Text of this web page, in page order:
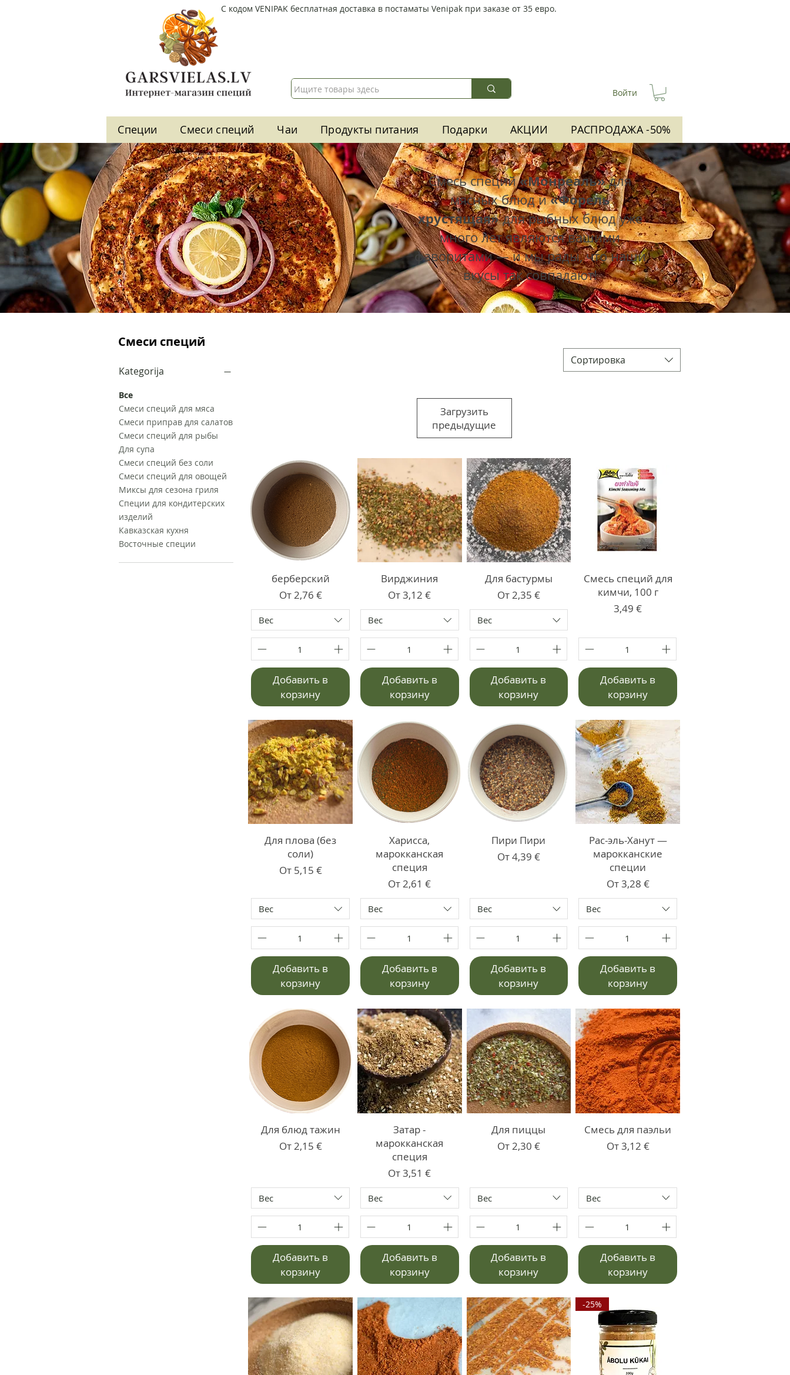
С кодом VENIPAKбесплатная доставка в постаматы Venipak при заказе от 35 евро.
Войти
Cпеции Cмеси специй Чаи Продукты питания Подарки АКЦИИ РАСПРОДАЖА -50%
Смесь специй«Монреаль»для
мясных блюд и«Форель
хрустящая»для рыбных блюд уже
много лет являются вашими
фаворитами — и мы рады, что наши
вкусы так совпадают!
Kategorija
Все
Смеси специй для мяса
Смеси приправ для салатов
Смеси специй для рыбы
Для супа
Смеси специй без соли
Смеси специй для овощей
Миксы для сезона гриля
Специи для кондитерских
изделий
Кавказская кухня
Восточные специи
Сортировка
Загрузить
предыдущие
берберский
От2,76 €
Цена со скидкой
Вес
Добавить в
корзину
Вирджиния
От3,12 €
Цена со скидкой
Вес
Добавить в
корзину
Для бастурмы
От2,35 €
Цена со скидкой
Вес
Добавить в
корзину
Смесь специй для
кимчи, 100 г
Цена
3,49 €
Добавить в
корзину
Для плова (без
соли)
От 5,15 €
Цена со скидкой
Вес
Добавить в
корзину
Харисса,
марокканская
специя
От2,61 €
Цена со скидкой
Вес
Добавить в
корзину
Пири Пири
От4,39 €
Цена со скидкой
Вес
Добавить в
корзину
Рас-эль-Ханут —
марокканские
специи
От3,28 €
Цена со скидкой
Вес
Добавить в
корзину
Для блюд тажин
От2,15 €
Цена со скидкой
Вес
Добавить в
корзину
Затар -
марокканская
специя
От3,51 €
Цена со скидкой
Вес
Добавить в
корзину
Для пиццы
От2,30 €
Цена со скидкой
Вес
Добавить в
корзину
Смесь для паэльи
От3,12 €
Цена со скидкой
Вес
Добавить в
корзину
-25%
Смеси специй